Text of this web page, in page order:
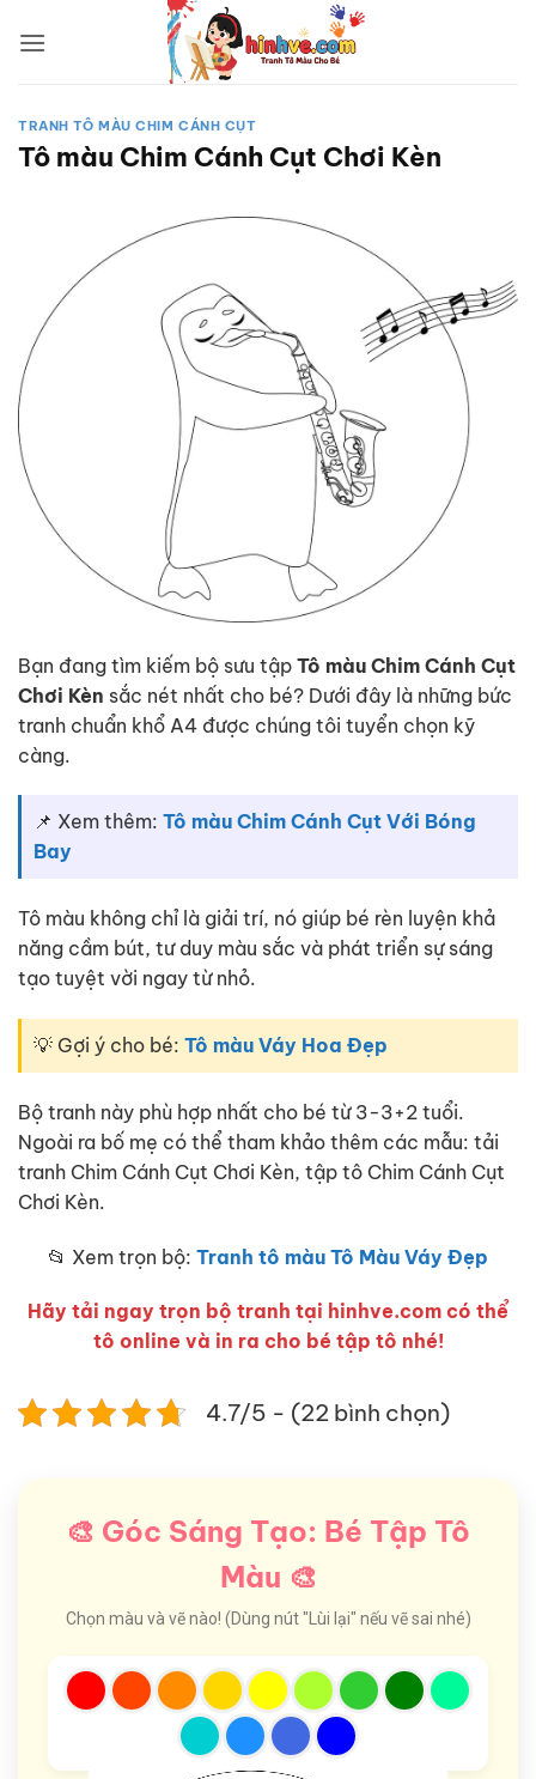
qua
TRANH TÔ MÀU CHIM CÁNH CỤT
Tô màu Chim Cánh Cụt Chơi Kèn
Bạn đang tìm kiếm bộ sưu tập Tô màu Chim Cánh Cụt
Chơi Kèn sắc nét nhất cho bé? Dưới đây là những bức
tranh chuẩn khổ A4 được chúng tôi tuyển chọn kỹ
càng.
📌 Xem thêm: Tô màu Chim Cánh Cụt Với Bóng
Bay
Tô màu không chỉ là giải trí, nó giúp bé rèn luyện khả
năng cầm bút, tư duy màu sắc và phát triển sự sáng
tạo tuyệt vời ngay từ nhỏ.
💡 Gợi ý cho bé: Tô màu Váy Hoa Đẹp
Bộ tranh này phù hợp nhất cho bé từ 3-3+2 tuổi.
Ngoài ra bố mẹ có thể tham khảo thêm các mẫu: tải
tranh Chim Cánh Cụt Chơi Kèn, tập tô Chim Cánh Cụt
Chơi Kèn.
📂 Xem trọn bộ: Tranh tô màu Tô Màu Váy Đẹp
Hãy tải ngay trọn bộ tranh tại hinhve.com có thể
tô online và in ra cho bé tập tô nhé!
4.7/5 - (22 bình chọn)
🎨 Góc Sáng Tạo: Bé Tập Tô
Màu 🎨
Chọn màu và vẽ nào! (Dùng nút "Lùi lại" nếu vẽ sai nhé)